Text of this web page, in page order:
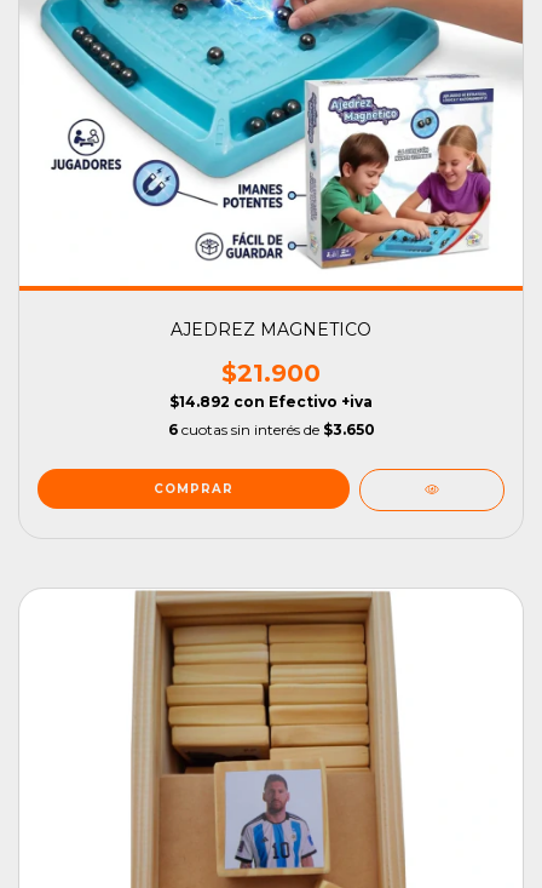
AJEDREZ MAGNETICO
$21.900
$14.892 con Efectivo +iva
6 cuotas sin interés de $3.650